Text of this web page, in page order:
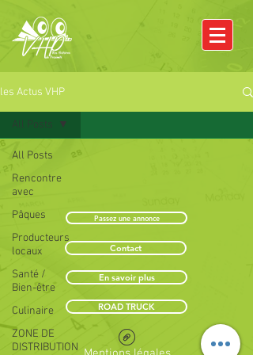
les Actus VHP
All Posts
Rencontre
avec
Pâques
Producteurs
locaux
Santé /
Bien-être
Culinaire
ZONE DE
DISTRIBUTION
All Posts
Passez une annonce
Contact
En savoir plus
ROAD TRUCK